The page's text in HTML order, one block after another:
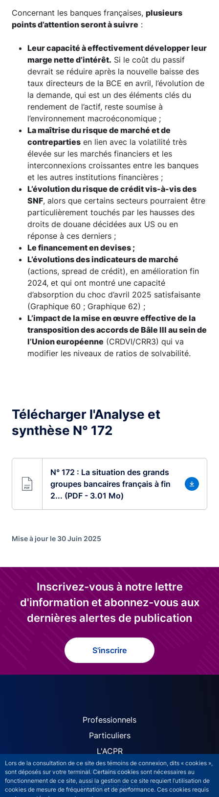
Lors de la consultation de ce site des témoins de connexion, dits « cookies »,
sont déposés sur votre terminal. Certains cookies sont nécessaires au
fonctionnement de ce site, aussi la gestion de ce site requiert l’utilisation de
cookies de mesure de fréquentation et de performance. Ces cookies requis
Concernant les banques françaises, plusieurs
points d’attention seront à suivre :
Leur capacité à effectivement développer leur
marge nette d’intérêt. Si le coût du passif
devrait se réduire après la nouvelle baisse des
taux directeurs de la BCE en avril, l’évolution de
la demande, qui est un des éléments clés du
rendement de l’actif, reste soumise à
l’environnement macroéconomique ;
La maîtrise du risque de marché et de
contreparties en lien avec la volatilité très
élevée sur les marchés financiers et les
interconnexions croissantes entre les banques
et les autres institutions financières ;
L’évolution du risque de crédit vis-à-vis des
SNF, alors que certains secteurs pourraient être
particulièrement touchés par les hausses des
droits de douane décidées aux US ou en
réponse à ces derniers ;
Le financement en devises ;
L’évolutions des indicateurs de marché
(actions, spread de crédit), en amélioration fin
2024, et qui ont montré une capacité
d’absorption du choc d’avril 2025 satisfaisante
(Graphique 60 ; Graphique 62) ;
L’impact de la mise en œuvre effective de la
transposition des accords de Bâle III au sein de
l’Union européenne (CRDVI/CRR3) qui va
modifier les niveaux de ratios de solvabilité.
Télécharger l'Analyse et
synthèse N° 172
N° 172 : La situation des grands
groupes bancaires français à fin
2... (PDF - 3.01 Mo)
Mise à jour le 30 Juin 2025
Inscrivez-vous à notre lettre
d'information et abonnez-vous aux
dernières alertes de publication
S'inscrire
ACPR site navigation
Professionnels
Particuliers
L'ACPR
Nos missions
Réglementation